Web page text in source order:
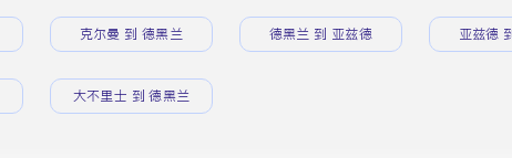
克尔曼 到 德黑兰 德黑兰 到 亚兹德 亚兹德
大不里士 到 德黑兰